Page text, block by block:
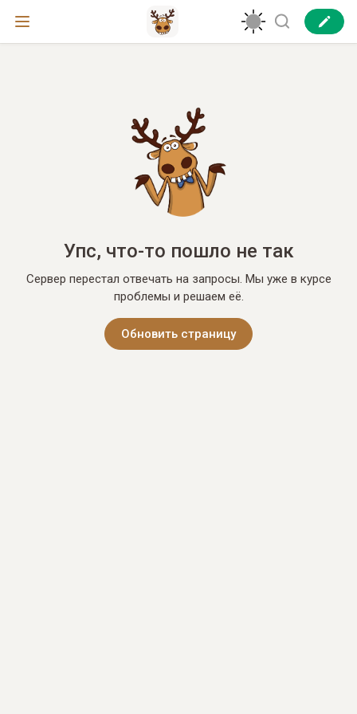
Упс, что-то пошло не так
Сервер перестал отвечать на запросы. Мы уже в курсе
проблемы и решаем её.
Обновить страницу